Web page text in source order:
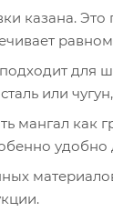
казана.
или
как